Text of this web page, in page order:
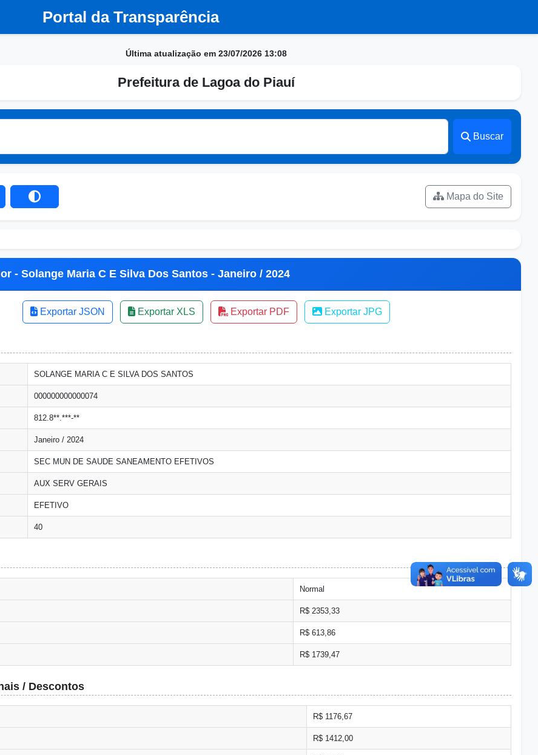
Portal da Transparência
Última atualização em 23/07/2026 13:08
Prefeitura de Lagoa do Piauí
Buscar
Mapa do Site
- Solange Maria C E Silva Dos Santos - Janeiro / 2024
Exportar JSON Exportar XLS Exportar PDF Exportar JPG
SOLANGE MARIA C E SILVA DOS SANTOS
000000000000074
812.8**.***-**
Janeiro / 2024
SEC MUN DE SAUDE SANEAMENTO EFETIVOS
AUX SERV GERAIS
EFETIVO
40
Normal
R$ 2353,33
R$ 613,86
R$ 1739,47
/ Descontos
R$ 1176,67
R$ 1412,00